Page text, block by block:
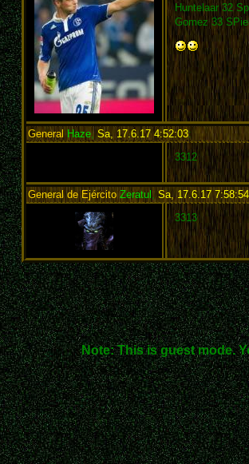
Huntelaar 32
Gomez 33
GeneralHaze, Sa, 17.6.17 4:52:03:
3312
General de EjércitoZeratul ,Sa, 17.6.17 7:58:54
3313
Note: This is guest mode.